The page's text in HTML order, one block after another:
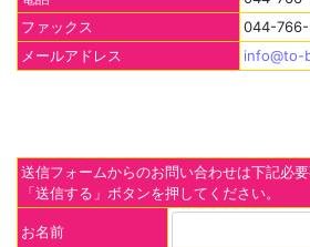
ファックス
044-
メールアドレス
info@to-
送信フォームからのお問い合わせは下記必
「送信する」ボタンを押してください。
お名前